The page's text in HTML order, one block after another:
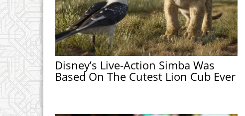
Disney’s Live-Action Simba Was
Based On The Cutest Lion Cub Ever